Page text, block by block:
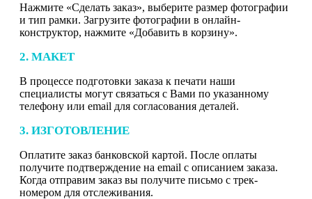
Нажмите «Сделать заказ», выберите размер фотографии
и тип рамки. Загрузите фотографии в онлайн-
конструктор, нажмите «Добавить в корзину».
2. МАКЕТ
В процессе подготовки заказа к печати наши
специалисты могут связаться с Вами по указанному
телефону или email для согласования деталей.
3. ИЗГОТОВЛЕНИЕ
Оплатите заказ банковской картой. После оплаты
получите подтверждение на email с описанием заказа.
Когда отправим заказ вы получите письмо с трек-
номером для отслеживания.